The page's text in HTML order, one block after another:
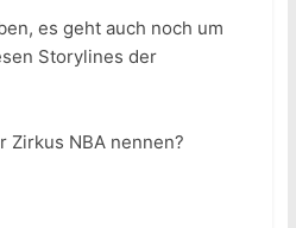
es geht auch noch um
Storylines der
Zirkus NBA nennen?